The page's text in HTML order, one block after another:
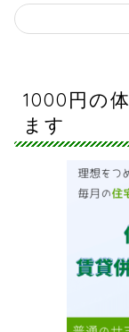
1000円の
ます